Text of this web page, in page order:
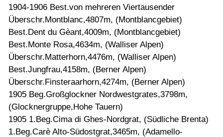
1904-1906 Best.von mehreren Viertausender
Überschr.Montblanc,4807m, (Montblancgebiet)
Best.Dent du Gèant,4009m, (Montblancgebiet)
Best.Monte Rosa,4634m, (Walliser Alpen)
Überschr.Matterhorn,4476m, (Walliser Alpen)
Best.Jungfrau,4158m, (Berner Alpen)
Überschr.Finsteraarhorn,4274m, (Berner Alpen)
1905 Beg.Großglockner Nordwestgrates,3798m,
(Glocknergruppe,Hohe Tauern)
1905 1.Beg.Cima di Ghes-Nordgrat, (Südliche Brenta)
1.Beg.Carè Alto-Südostgrat,3465m, (Adamello-